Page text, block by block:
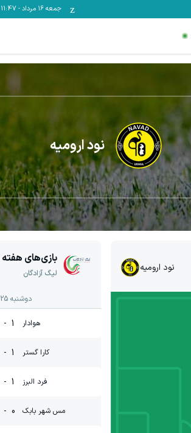
جمعه ۱۶ مرداد -
11:47
نود ارومیه
نود ارومیه
بازی‌های هفته
لیگ آزادگان
دوشنبه 25 خرداد
هوادار 1
-
کارا گستر 1
-
فرد البرز 1
-
مس شهر بابک 0
-